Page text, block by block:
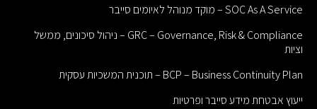
SOC As A Service – מוקד מנוהל לאיומים סייבר
GRC – Governance, Risk & Compliance – ניהול סיכונים, ממשל
וציות
BCP – Business Continuity Plan – תוכנית המשכיות עסקית
ייעוץ אבטחת מידע סייבר ופרטיות